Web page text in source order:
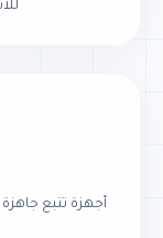
أجهزة تتبع